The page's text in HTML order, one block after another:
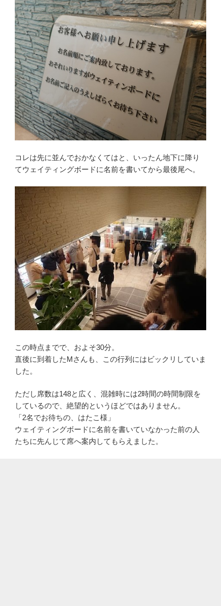
コレは先に並んでおかなくてはと、いったん地下に降り
てウェイティングボードに名前を書いてから最後尾へ。
この時点までで、およそ30分。
直後に到着したMさんも、この行列にはビックリしていま
した。
ただし席数は148と広く、混雑時には2時間の時間制限を
しているので、絶望的というほどではありません。
「2名でお待ちの、はたこ様」
ウェイティングボードに名前を書いていなかった前の人
たちに先んじて席へ案内してもらえました。